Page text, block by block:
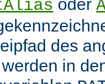
oder
des
in